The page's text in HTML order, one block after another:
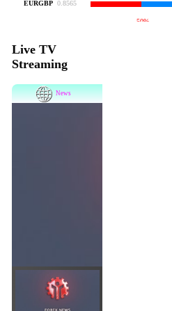
Live TV
Streaming